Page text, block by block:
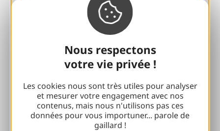
Nous respectons
votre vie privée !
Les cookies nous sont très utiles pour analyser
et mesurer votre engagement avec nos
contenus, mais nous n'utilisons pas ces
données pour vous importuner... parole de
gaillard !
Accueil de Groupes
Club 100 % Gaillard
Photothèque
Espace presse